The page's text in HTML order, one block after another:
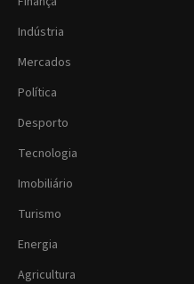
Indústria
Mercados
Política
Desporto
Tecnologia
Imobiliário
Turismo
Energia
Agricultura